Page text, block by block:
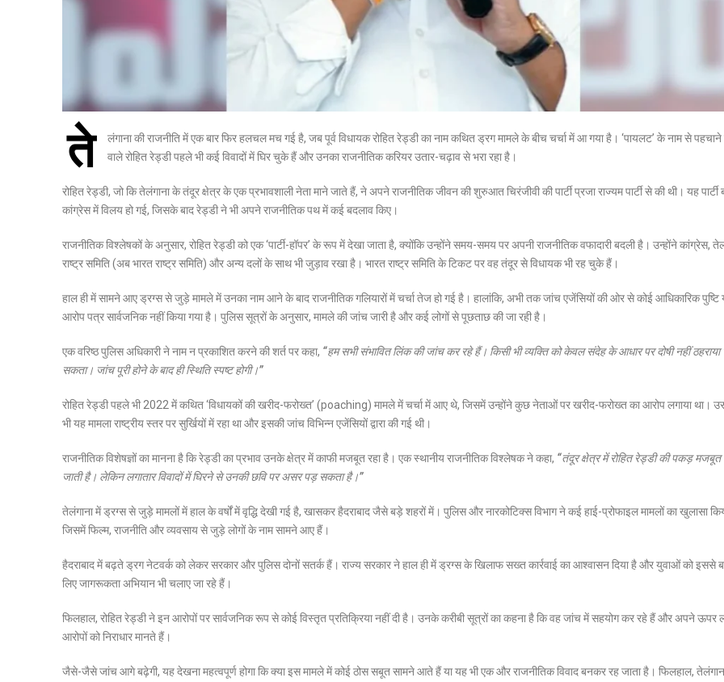
ते
लंगाना की राजनीति में एक बार फिर हलचल मच गई है, जब पूर्व विधायक रोहित रेड्डी का नाम कथित ड्रग मामले के बीच चर्चा में आ गया है। ‘पायलट’ के नाम से
वाले रोहित रेड्डी पहले भी कई विवादों में घिर चुके हैं और उनका राजनीतिक करियर उतार-चढ़ाव से भरा रहा है।
रोहित रेड्डी, जो कि तेलंगाना के तंदूर क्षेत्र के एक प्रभावशाली नेता माने जाते हैं, ने अपने राजनीतिक जीवन की शुरुआतचिरंजीवीकी पार्टीप्रजा राज्यम पार्टीसे की थी। यह पार्टी
कांग्रेस में विलय हो गई, जिसके बाद रेड्डी ने भी अपने राजनीतिक पथ में कई बदलाव किए।
राजनीतिक विश्लेषकों के अनुसार, रोहित रेड्डी को एक ‘पार्टी-हॉपर’ के रूप में देखा जाता है, क्योंकि उन्होंने समय-समय पर अपनी राजनीतिक वफादारी बदली है। उन्होंने कांग्रेस,
राष्ट्र समिति (अब भारत राष्ट्र समिति) और अन्य दलों के साथ भी जुड़ाव रखा है। भारत राष्ट्र समितिके टिकट पर वह तंदूर से विधायक भी रह चुके हैं।
हाल ही में सामने आए ड्रग्स से जुड़े मामले में उनका नाम आने के बाद राजनीतिक गलियारों में चर्चा तेज हो गई है। हालांकि, अभी तक जांच एजेंसियों की ओर से कोई आधिकारिक पुष्टि
आरोप पत्र सार्वजनिक नहीं किया गया है। पुलिस सूत्रों के अनुसार, मामले की जांच जारी है और कई लोगों से पूछताछ की जा रही है।
एक वरिष्ठ पुलिस अधिकारी ने नाम न प्रकाशित करने की शर्त पर कहा, “हम सभी संभावित लिंक की जांच कर रहे हैं। किसी भी व्यक्ति को केवल संदेह के आधार पर दोषी नहीं ठहराया
सकता। जांच पूरी होने के बाद ही स्थिति स्पष्ट होगी।”
रोहित रेड्डी पहले भी 2022 में कथित ‘विधायकों की खरीद-फरोख्त’ (poaching) मामले में चर्चा में आए थे, जिसमें उन्होंने कुछ नेताओं पर खरीद-फरोख्त का आरोप लगाया था।
भी यह मामला राष्ट्रीय स्तर पर सुर्खियों में रहा था और इसकी जांच विभिन्न एजेंसियों द्वारा की गई थी।
राजनीतिक विशेषज्ञों का मानना है कि रेड्डी का प्रभाव उनके क्षेत्र में काफी मजबूत रहा है। एक स्थानीय राजनीतिक विश्लेषक ने कहा, “तंदूर क्षेत्र में रोहित रेड्डी की पकड़ मजबूत
जाती है। लेकिन लगातार विवादों में घिरने से उनकी छवि पर असर पड़ सकता है।”
तेलंगाना में ड्रग्स से जुड़े मामलों में हाल के वर्षों में वृद्धि देखी गई है, खासकर हैदराबाद जैसे बड़े शहरों में। पुलिस और नारकोटिक्स विभाग ने कई हाई-प्रोफाइल मामलों का खुलासा
जिसमें फिल्म, राजनीति और व्यवसाय से जुड़े लोगों के नाम सामने आए हैं।
हैदराबादमें बढ़ते ड्रग नेटवर्क को लेकर सरकार और पुलिस दोनों सतर्क हैं। राज्य सरकार ने हाल ही में ड्रग्स के खिलाफ सख्त कार्रवाई का आश्वासन दिया है और युवाओं को इससे
लिए जागरूकता अभियान भी चलाए जा रहे हैं।
फिलहाल, रोहित रेड्डी ने इन आरोपों पर सार्वजनिक रूप से कोई विस्तृत प्रतिक्रिया नहीं दी है। उनके करीबी सूत्रों का कहना है कि वह जांच में सहयोग कर रहे हैं और अपने ऊपर
आरोपों को निराधार मानते हैं।
जैसे-जैसे जांच आगे बढ़ेगी, यह देखना महत्वपूर्ण होगा कि क्या इस मामले में कोई ठोस सबूत सामने आते हैं या यह भी एक और राजनीतिक विवाद बनकर रह जाता है। फिलहाल,